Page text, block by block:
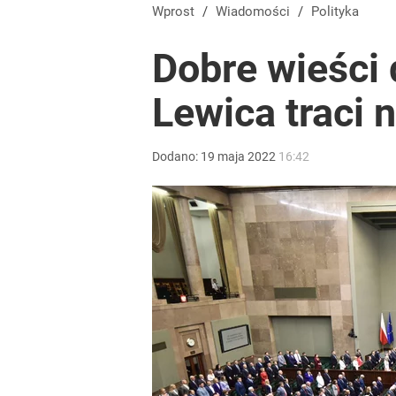
Gorąco w Tatrach, turyści w szoku. Musiała
Tego sondażu premier nie może zlekceważyć.
Makabryczne odkrycie grzybiarzy. Służby
Wprost / Wiadomości / Polityka
Dobre wieści
Lewica traci
Dodano: 19 maja 2022 16:42